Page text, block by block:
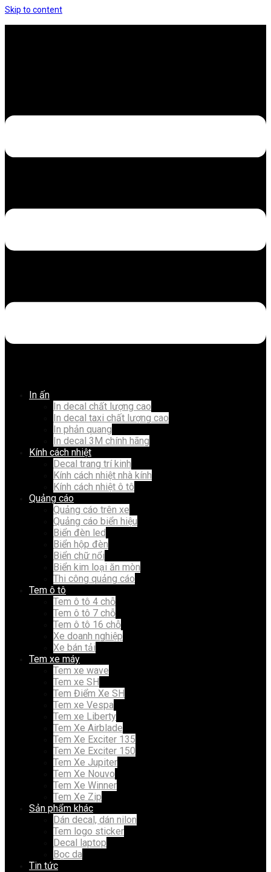
Skip to content
In ấn
In decal chất lượng cao
In decal taxi chất lượng cao
In phản quang
In decal 3M chính hãng
Kính cách nhiệt
Decal trang trí kinh
Kính cách nhiệt nhà kính
Kính cách nhiệt ô tô
Quảng cáo
Quảng cáo trên xe
Quảng cáo biển hiệu
Biển đèn led
Biển hộp đèn
Biển chữ nổi
Biển kim loại ăn mòn
Thi công quảng cáo
Tem ô tô
Tem ô tô 4 chỗ
Tem ô tô 7 chỗ
Tem ô tô 16 chỗ
Xe doanh nghiệp
Xe bán tải
Tem xe máy
Tem xe wave
Tem xe SH
Tem Điểm Xe SH
Tem xe Vespa
Tem xe Liberty
Tem Xe Airblade
Tem Xe Exciter 135
Tem Xe Exciter 150
Tem Xe Jupiter
Tem Xe Nouvo
Tem Xe Winner
Tem Xe Zip
Sản phẩm khác
Dán decal, dán nilon
Tem logo sticker
Decal laptop
Bọc da
Tin tức